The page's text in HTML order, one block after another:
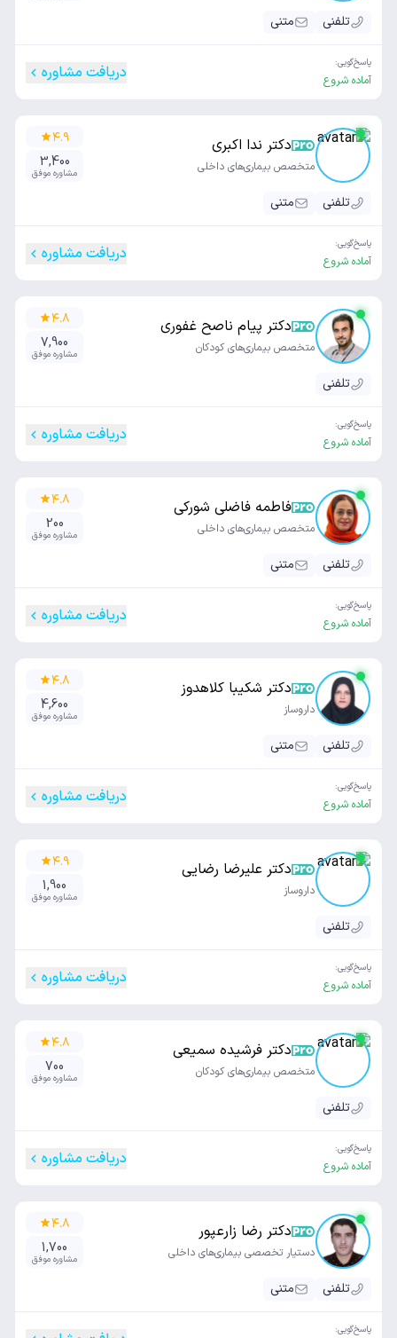
تلفنی متنی
پاسخ‌گویی:
آماده شروع دریافت مشاوره
دکتر ندا اکبری
متخصص بیماری‌های داخلی
۴.۹
3,400
مشاوره موفق
تلفنی متنی
پاسخ‌گویی:
آماده شروع دریافت مشاوره
دکتر پیام ناصح غفوری
متخصص بیماری‌های کودکان
۴.۸
7,900
مشاوره موفق
تلفنی
پاسخ‌گویی:
آماده شروع دریافت مشاوره
فاطمه فاضلی شورکی
متخصص بیماری‌های داخلی
۴.۸
200
مشاوره موفق
تلفنی متنی
پاسخ‌گویی:
آماده شروع دریافت مشاوره
دکتر شکیبا کلاهدوز
داروساز
۴.۸
4,600
مشاوره موفق
تلفنی متنی
پاسخ‌گویی:
آماده شروع دریافت مشاوره
دکتر علیرضا رضایی
داروساز
۴.۹
1,900
مشاوره موفق
تلفنی
پاسخ‌گویی:
آماده شروع دریافت مشاوره
دکتر فرشیده سمیعی
متخصص بیماری‌های کودکان
۴.۸
700
مشاوره موفق
تلفنی
پاسخ‌گویی:
آماده شروع دریافت مشاوره
دکتر رضا زارعپور
دستیار تخصصی بیماری‌های داخلی
۴.۸
1,700
مشاوره موفق
تلفنی متنی
پاسخ‌گویی: